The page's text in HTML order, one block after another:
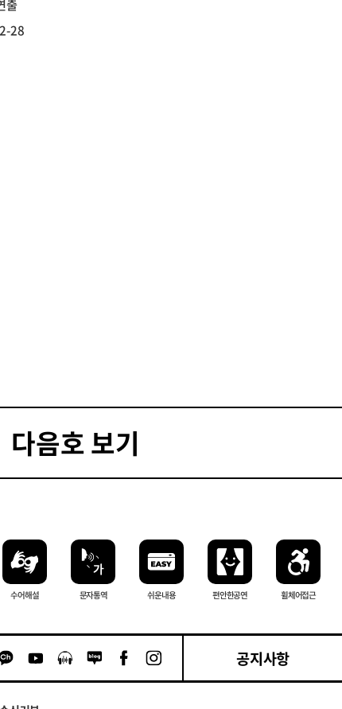
출
28
다음호 보기
수어해설 문자 통역 쉬운내용 편안한 공연 휠체어 접근
카카오톡 채널 이동
유튜브 이동
팟캐스트 이동
네이버블로그 이동
페이스북 이동
인스타그램 이동공지사항